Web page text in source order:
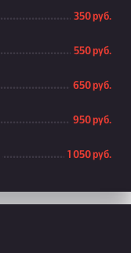
350 руб.
550 руб.
650 руб.
950 руб.
1 050 руб.